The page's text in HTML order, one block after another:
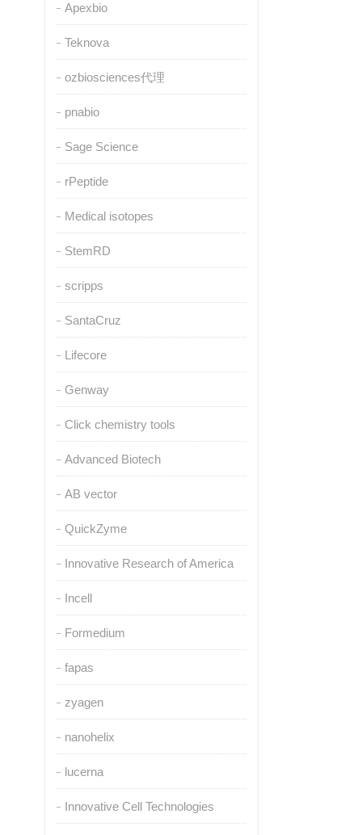
Apexbio
Teknova
ozbiosciences代理
pnabio
Sage Science
rPeptide
Medical isotopes
StemRD
scripps
SantaCruz
Lifecore
Genway
Click chemistry tools
Advanced Biotech
AB vector
QuickZyme
Innovative Research of America
Incell
Formedium
fapas
zyagen
nanohelix
lucerna
Innovative Cell Technologies